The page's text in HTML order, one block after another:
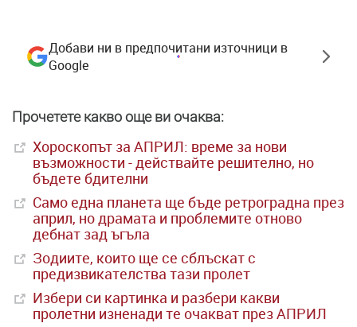
Добави ни в предпочитани източници в
Google
Прочетете какво още ви очаква:
Хороскопът за АПРИЛ: време за нови
възможности - действайте решително, но
бъдете бдителни
Само една планета ще бъде ретроградна през
април, но драмата и проблемите отново
дебнат зад ъгъла
Зодиите, които ще се сблъскат с
предизвикателства тази пролет
Избери си картинка и разбери какви
пролетни изненади те очакват през АПРИЛ